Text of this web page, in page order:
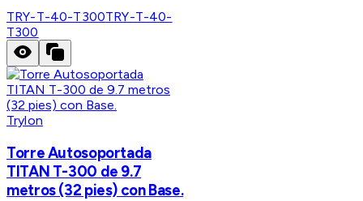
TRY-T-40-T300TRY-T-40-
T300
Trylon
Torre Autosoportada
TITAN T-300 de 9.7
metros (32 pies) con Base.